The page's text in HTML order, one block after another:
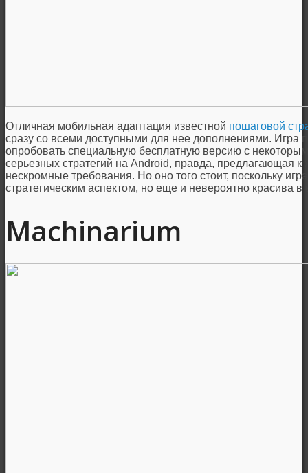
Отличная мобильная адаптация известной пошаговой
сразу со всеми доступными для нее дополнениями. Игра
опробовать специальную бесплатную версию с
серьезных стратегий на Android, правда, предлагающая
нескромные требования. Но оно того стоит, поскольку
стратегическим аспектом, но еще и невероятно красива в
Machinarium